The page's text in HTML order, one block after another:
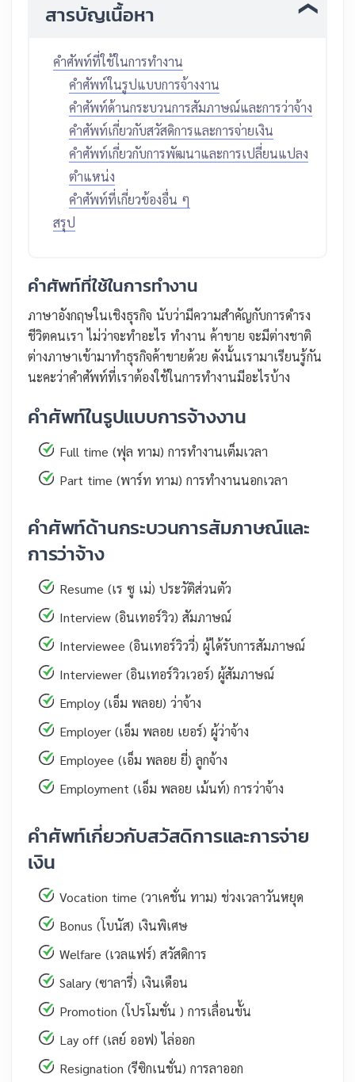
สารบัญเนื้อหา
คำศัพท์ที่ใช้ในการทำงาน
คำศัพท์ในรูปแบบการจ้างงาน
คำศัพท์ด้านกระบวนการสัมภาษณ์และการว่าจ้าง
คำศัพท์เกี่ยวกับสวัสดิการและการจ่ายเงิน
คำศัพท์เกี่ยวกับการพัฒนาและการเปลี่ยนแปลง
ตำแหน่ง
คำศัพท์ที่เกี่ยวข้องอื่น ๆ
สรุป
คำศัพท์ที่ใช้ในการทำงาน
ภาษาอังกฤษในเชิงธุรกิจ นับว่ามีความสำคัญกับการดำรง
ชีวิตคนเรา ไม่ว่าจะทำอะไร ทำงาน ค้าขาย จะมีต่างชาติ
ต่างภาษาเข้ามาทำธุรกิจค้าขายด้วย ดังนั้นเรามาเรียนรู้กัน
นะคะว่าคำศัพท์ที่เราต้องใช้ในการทำงานมีอะไรบ้าง
คำศัพท์ในรูปแบบการจ้างงาน
Full time (ฟุล ทาม) การทำงานเต็มเวลา
Part time (พาร์ท ทาม) การทำงานนอกเวลา
คำศัพท์ด้านกระบวนการสัมภาษณ์และ
การว่าจ้าง
Resume (เร ซู เม่) ประวัติส่วนตัว
Interview (อินเทอร์วิว) สัมภาษณ์
Interviewee (อินเทอร์วิววี่) ผู้ได้รับการสัมภาษณ์
Interviewer (อินเทอร์วิวเวอร์) ผู้สัมภาษณ์
Employ (เอ็ม พลอย) ว่าจ้าง
Employer (เอ็ม พลอย เยอร์) ผู้ว่าจ้าง
Employee (เอ็ม พลอย ยี่) ลูกจ้าง
Employment (เอ็ม พลอย เม้นท์) การว่าจ้าง
คำศัพท์เกี่ยวกับสวัสดิการและการจ่าย
เงิน
Vocation time (วาเคชั่น ทาม) ช่วงเวลาวันหยุด
Bonus (โบนัส) เงินพิเศษ
Welfare (เวลแฟร์) สวัสดิการ
Salary (ซาลารี่) เงินเดือน
Promotion (โปรโมชั่น ) การเลื่อนขั้น
Lay off (เลย์ ออฟ) ไล่ออก
Resignation (รีซิกเนชั่น) การลาออก